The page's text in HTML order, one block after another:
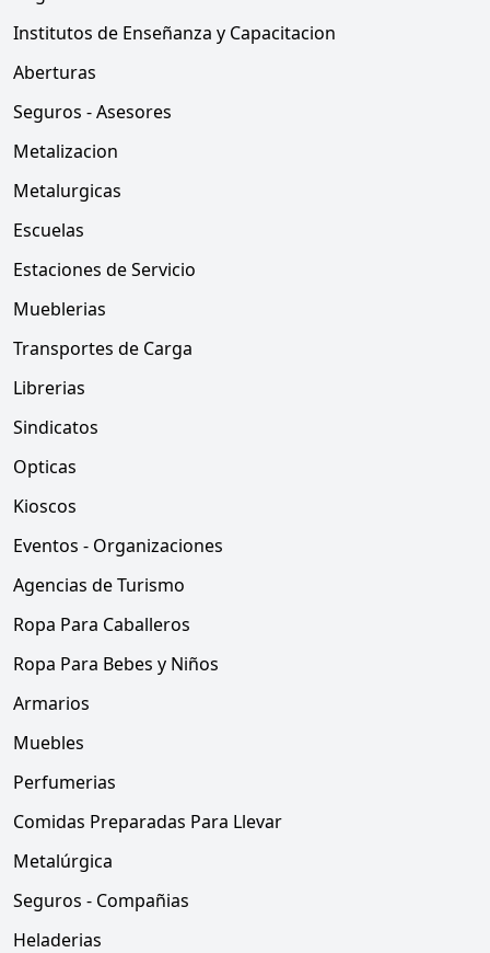
Institutos de Enseñanza y Capacitacion
Aberturas
Seguros - Asesores
Metalizacion
Metalurgicas
Escuelas
Estaciones de Servicio
Mueblerias
Transportes de Carga
Librerias
Sindicatos
Opticas
Kioscos
Eventos - Organizaciones
Agencias de Turismo
Ropa Para Caballeros
Ropa Para Bebes y Niños
Armarios
Muebles
Perfumerias
Comidas Preparadas Para Llevar
Metalúrgica
Seguros - Compañias
Heladerias